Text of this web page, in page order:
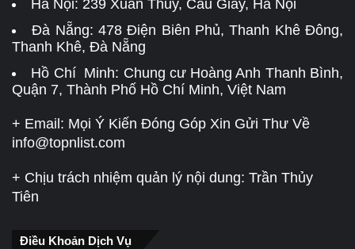
Hà Nội: 239 Xuân Thủy, Cầu Giấy, Hà Nội
Đà Nẵng:478 Điện Biên Phủ, Thanh Khê Đông,
Thanh Khê, Đà Nẵng
Hồ Chí Minh: Chung cư Hoàng Anh Thanh Bình,
Quận 7, Thành Phố Hồ Chí Minh, Việt Nam
+ Email: Mọi Ý Kiến Đóng Góp Xin Gửi Thư Về
info@topnlist.com
+ Chịu trách nhiệm quản lý nội dung: Trần Thủy
Tiên
Điều Khoản Dịch Vụ